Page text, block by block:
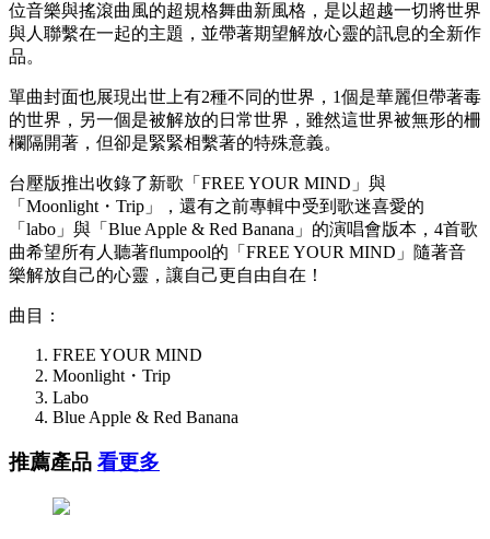
位音樂與搖滾曲風的超規格舞曲新風格，是以超越一切將世界
與人聯繫在一起的主題，並帶著期望解放心靈的訊息的全新作
品。
單曲封面也展現出世上有2種不同的世界，1個是華麗但帶著毒
的世界，另一個是被解放的日常世界，雖然這世界被無形的柵
欄隔開著，但卻是緊緊相繫著的特殊意義。
台壓版推出收錄了新歌「FREE YOUR MIND」與
「Moonlight・Trip」，還有之前專輯中受到歌迷喜愛的
「labo」與「Blue Apple & Red Banana」的演唱會版本，4首歌
曲希望所有人聽著flumpool的「FREE YOUR MIND」隨著音
樂解放自己的心靈，讓自己更自由自在！
曲目：
FREE YOUR MIND
Moonlight・Trip
Labo
Blue Apple & Red Banana
推薦產品 看更多